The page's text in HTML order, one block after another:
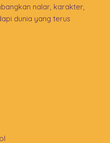
nalar, karakter,
dunia yang terus